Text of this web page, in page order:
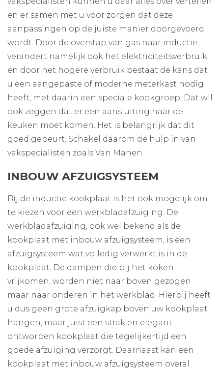
en er samen met u voor zorgen dat deze
aanpassingen op de juiste manier doorgevoerd
wordt. Door de overstap van gas naar inductie
verandert namelijk ook het elektriciteitsverbruik
en door het hogere verbruik bestaat de kans dat
u een aangepaste of moderne meterkast nodig
heeft, met daarin een speciale kookgroep. Dat wil
ook zeggen dat er een aansluiting naar de
keuken moet komen. Het is belangrijk dat dit
goed gebeurt. Schakel daarom de hulp in van
vakspecialisten zoals Van Manen.
INBOUW AFZUIGSYSTEEM
Bij de inductie kookplaat is het ook mogelijk om
te kiezen voor een werkbladafzuiging. De
werkbladafzuiging, ook wel bekend als de
kookplaat met inbouw afzuigsysteem, is een
afzuigsysteem wat volledig verwerkt is in de
kookplaat. De dampen die bij het koken
vrijkomen, worden niet naar boven gezogen
maar naar onderen in het werkblad. Hierbij heeft
u dus geen grote afzuigkap boven uw kookplaat
hangen, maar juist een strak en elegant
ontworpen kookplaat die tegelijkertijd een
goede afzuiging verzorgt. Daarnaast kan een
kookplaat met inbouw afzuigsysteem overal